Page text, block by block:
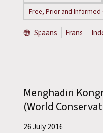
Free, Prior and Informed
Spaans Frans
Menghadiri
(World
26 July 2016